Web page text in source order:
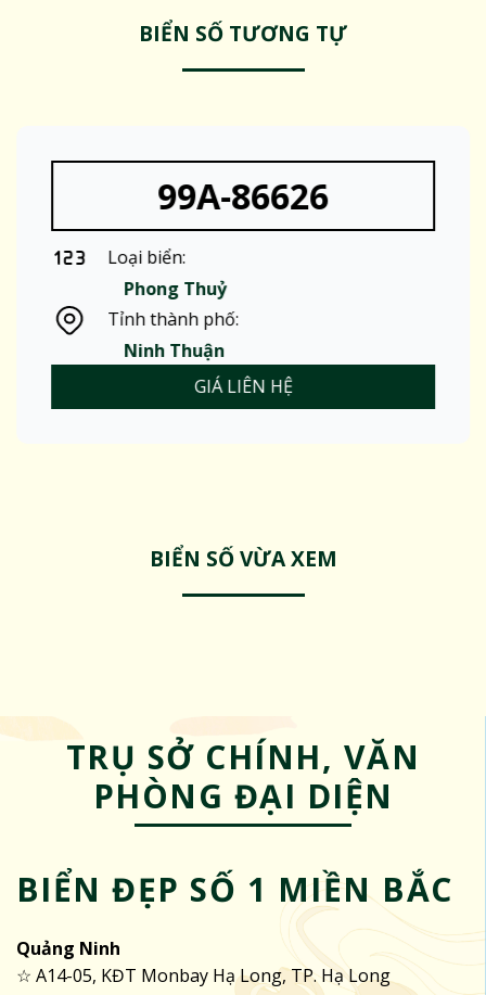
BIỂN SỐ TƯƠNG TỰ
99A-86626
Loại biển:
Phong Thuỷ
Tỉnh thành phố:
Ninh Thuận
GIÁ LIÊN HỆ
BIỂN SỐ VỪA XEM
TRỤ SỞ CHÍNH, VĂN
PHÒNG ĐẠI DIỆN
BIỂN ĐẸP SỐ 1 MIỀN BẮC
Quảng Ninh
☆ A14-05, KĐT Monbay Hạ Long, TP. Hạ Long